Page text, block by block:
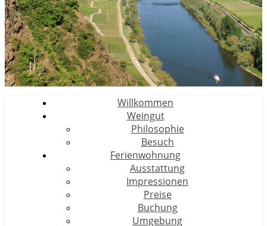
Willkommen
Weingut
Philosophie
Besuch
Ferienwohnung
Ausstattung
Impressionen
Preise
Buchung
Umgebung